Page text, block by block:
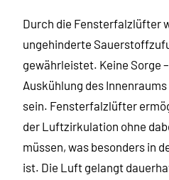
Durch die Fensterfalzlüfter
ungehinderte
gewährleistet. Keine Sorge
Auskühlung des
sein. Fensterfalzlüfter
der Luftzirkulation ohne
müssen, was besonders in
ist. Die Luft gelangt